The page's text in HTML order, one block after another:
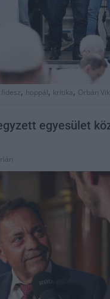
fidesz, hoppál, kritika, Orbán
egyesület